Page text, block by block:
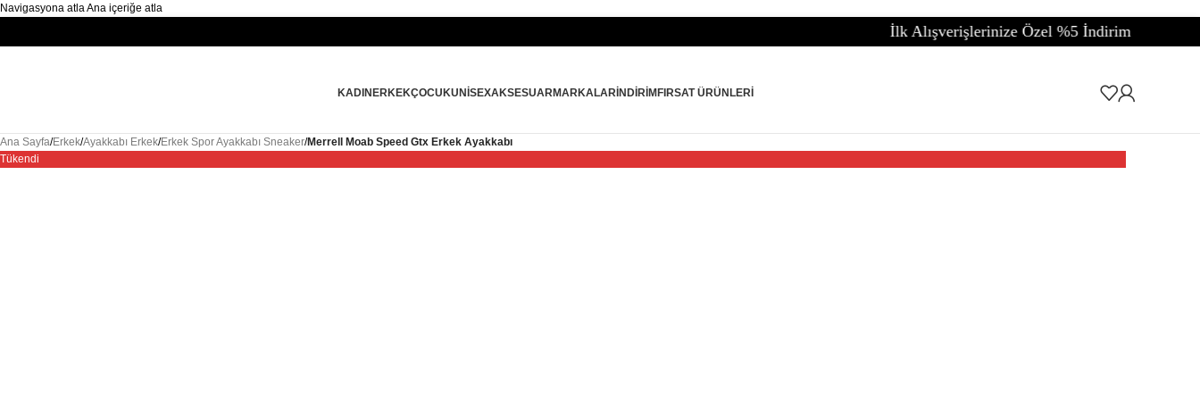
Navigasyona atlaAna içeriğe atla
İlk Alışverişlerinize Özel %5 İndirim
KADIN ERKEKÇOCUKUNISEXAKSESUARMARKALARİNDIRIM FIRSAT ÜRÜNLERI
Ana Sayfa/Erkek/Ayakkabı Erkek/Erkek Spor Ayakkabı Sneaker/Merrell Moab Speed Gtx Erkek Ayakkabı
Tükendi